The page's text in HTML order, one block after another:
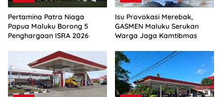
Pertamina Patra Niaga
Papua Maluku Borong 5
Penghargaan ISRA 2026
Isu Provokasi Merebak,
GASMEN Maluku Serukan
Warga Jaga Kamtibmas